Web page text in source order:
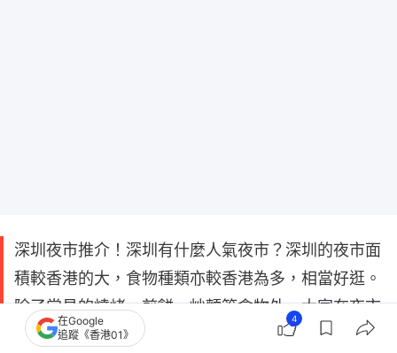
深圳夜市推介！深圳有什麼人氣夜市？深圳的夜市面
積較香港的大，食物種類亦較香港為多，相當好逛。
除了常見的燒烤、煎餅、炒麵等食物外，大家在夜市
裡還可以品嘗到紫米芋泥肉鬆糯米糍、烤苕皮、蛋包
在Google
追蹤《香港01》
4